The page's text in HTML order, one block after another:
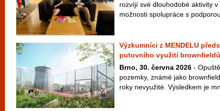
rozvíjí své dlouhodobé aktivity
možnosti spolupráce s
Výzkumníci z MENDELU
putovního využití brownfieldů
Brno, 30. června 2026 -
pozemky, známé jako
roky nevyužité. Výsledkem je